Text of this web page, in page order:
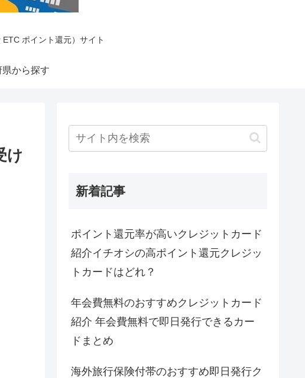
ポイント還元）サイト
県から探す
け
新着記事
ポイント還元率が高いクレジットカード
紹介イチオシの高ポイント還元クレジッ
トカードはどれ？
年会費無料のおすすめクレジットカード
紹介 年会費無料で即日発行できるカー
ドまとめ
海外旅行保険付帯のおすすめ即日発行ク